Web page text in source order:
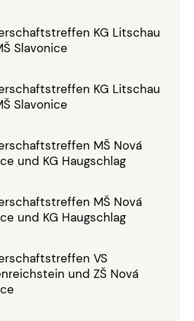
KG Litschau
Slavonice
KG Litschau
Slavonice
MŠ Nová
und KG Haugschlag
MŠ Nová
und KG Haugschlag
VS
und ZŠ Nová